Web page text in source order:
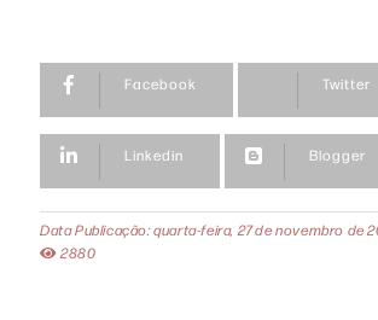
Facebook Twitter
Linkedin Blogger
Data Publicação: quarta-feira, 27 de novembro de
2880